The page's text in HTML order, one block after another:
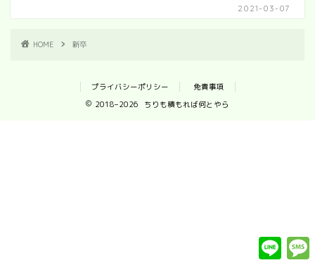
2021-03-07
HOME 新卒
プライバシーポリシー
免責事項
2018–2026 ちりも積もれば何とやら
L